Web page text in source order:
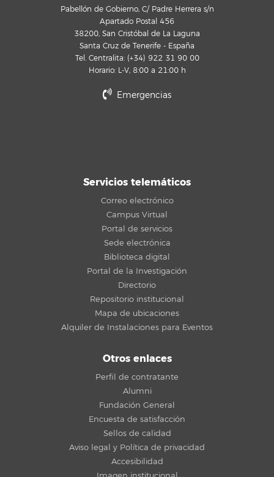
Pabellón de Gobierno, C/ Padre Herrera s/n
Apartado Postal 456
38200, San Cristóbal de La Laguna
Santa Cruz de Tenerife - España
Tel. Centralita: (+34) 922 31 90 00
Horario: L-V, 8:00 a 21:00 h
Emergencias
Servicios telemáticos
Correo electrónico
Campus Virtual
Portal de servicios
Sede electrónica
Biblioteca digital
Portal de la Investigación
Directorio
Repositorio institucional
Mapa de ubicaciones
Alquiler de Instalaciones para Eventos
Otros enlaces
Perfil de contratante
Alumni
Fundación General
Encuesta de satisfacción
Sellos de calidad
Aviso legal y Política de privacidad
Accesibilidad